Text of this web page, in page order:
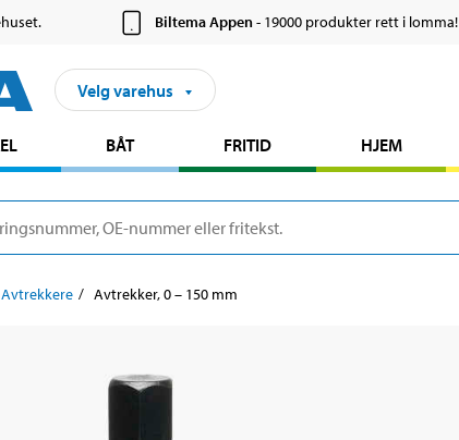
Biltema Appen- 19000 produkter rett i lomma!
Velg varehus
BÅT FRITID HJEM
Avtrekkere Avtrekker, 0 – 150 mm